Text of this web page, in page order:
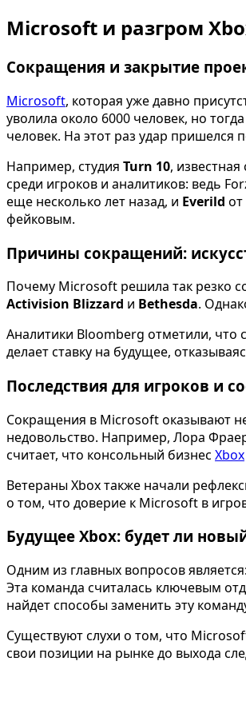
Microsoft и разгром
Сокращения и закрытие
Microsoft, которая уже давно
уволила около 6000 человек, но
человек. На этот раз удар
Например, студия Turn 10,
среди игроков и аналитиков: ведь
еще несколько лет назад, и Everild
фейковым.
Причины сокращений:
Почему Microsoft решила так резко
Activision Blizzard и Bethesda.
Аналитики Bloomberg отметили, что
делает ставку на будущее,
Последствия для игроков и
Сокращения в Microsoft оказывают
недовольство. Например, Лора
считает, что консольный бизнес Xbox
Ветераны Xbox также начали
о том, что доверие к Microsoft в
Будущее Xbox: будет ли
Одним из главных вопросов
Эта команда считалась ключевым
найдет способы заменить эту
Существуют слухи о том, что
свои позиции на рынке до выхода